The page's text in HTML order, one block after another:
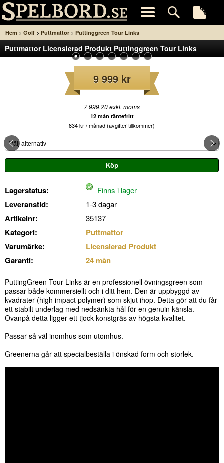
Hem > Golf > Puttmattor > Puttinggreen Tour Links
Puttmattor Licensierad Produkt Puttinggreen Tour Links
9 999 kr
7 999,20 exkl. moms
12 mån räntefritt
834 kr / månad (avgifter tillkommer)
Lagerstatus: Finns i lager
Leveranstid: 1-3 dagar
Artikelnr: 35137
Kategori:
Puttmattor
Varumärke:
Licensierad Produkt
Garanti:
24 mån
PuttingGreen Tour Links är en professionell övningsgreen som
passar både kommersiellt och i ditt hem. Den är uppbyggd av
kvadrater (high impact polymer) som skjut ihop. Detta gör att du får
ett stabilt underlag med nedsänkta hål för en genuin känsla.
Ovanpå detta ligger ett tjock konstgräs av högsta kvalitet.
Passar så väl inomhus som utomhus.
Greenerna går att specialbeställa i önskad form och storlek.